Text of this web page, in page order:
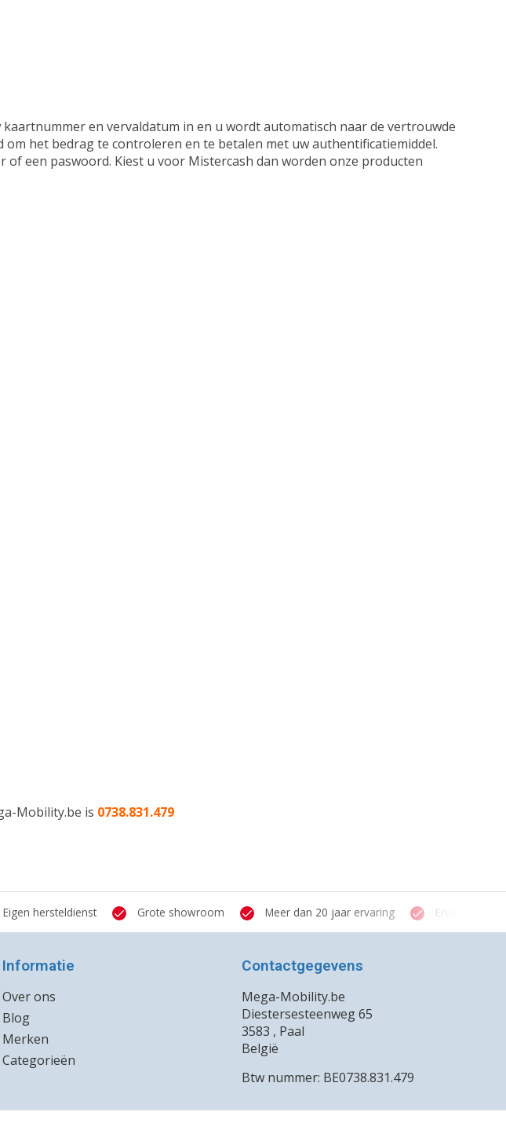
kaartnummer en vervaldatum in en u wordt automatisch naar de vertrouwde
het bedrag te controleren en te betalen met uw authentificatiemiddel.
of een paswoord. Kiest u voor Mistercash dan worden onze producten
Mobility.be is 0738.831.479
Eigen hersteldienst Grote showroom Meer dan 20 jaar ervaring Ervaren
Informatie
Over ons
Blog
Merken
Categorieën
Contactgegevens
Mega-Mobility.be
Diestersesteenweg 65
3583 , Paal
België
Btw nummer: BE0738.831.479